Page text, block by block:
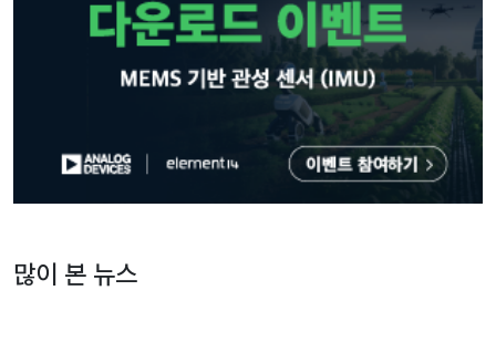
많이 본 뉴스